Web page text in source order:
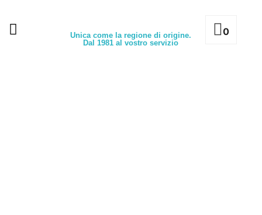
Unica come la regione di origine.
Dal 1981 al vostro servizio
0